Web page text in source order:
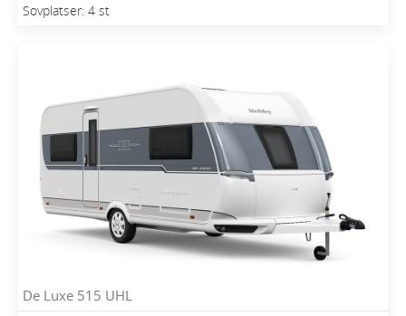
Sovplatser: 4 st
De Luxe 515 UHL